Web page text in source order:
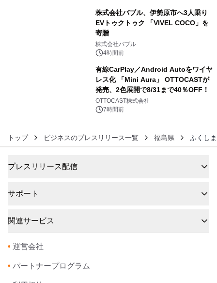
株式会社バブル、伊勢原市へ3人乗り
EVトゥクトゥク 「VIVEL COCO」を
寄贈
株式会社バブル
4時間前
有線CarPlay／Android Autoをワイヤ
レス化 「Mini Aura」 OTTOCASTが
発売、2色展開で8/31まで40％OFF！
OTTOCAST株式会社
7時間前
トップ ビジネスのプレスリリース一覧 福島県 ふくし
プレスリリース配信
サポート
関連サービス
• 運営会社
• パートナープログラム